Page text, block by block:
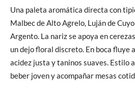
Una paleta aromática directa con
Malbec de Alto Agrelo, Luján de
Argento. La nariz se apoya en
un dejo floral discreto. En boca fluye
acidez justa y taninos suaves. Estilo
beber joven y acompañar mesas